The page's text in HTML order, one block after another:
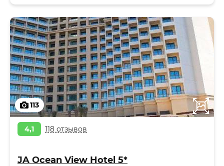
113
4,1 118 отзывов
JA Ocean View Hotel 5*